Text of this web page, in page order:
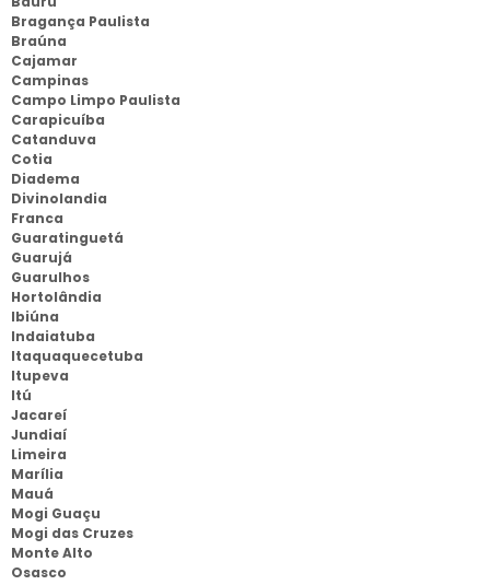
Bragança Paulista
Braúna
Cajamar
Campinas
Campo Limpo Paulista
Carapicuíba
Catanduva
Cotia
Diadema
Divinolandia
Franca
Guaratinguetá
Guarujá
Guarulhos
Hortolândia
Ibiúna
Indaiatuba
Itaquaquecetuba
Itupeva
Itú
Jacareí
Jundiaí
Limeira
Marília
Mauá
Mogi Guaçu
Mogi das Cruzes
Monte Alto
Osasco